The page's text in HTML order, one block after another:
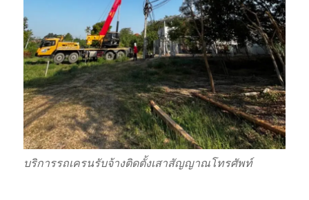
บริการรถเครนรับจ้างติดตั้งเสาสัญญาณโทรศัพท์